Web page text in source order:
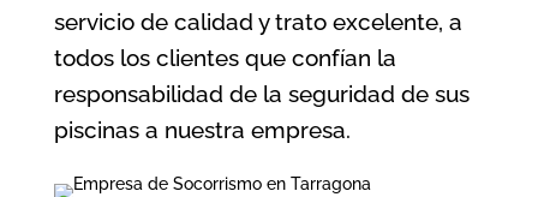
servicio de calidad y trato excelente, a
todos los clientes que confían la
responsabilidad de la seguridad de sus
piscinas a nuestra empresa.